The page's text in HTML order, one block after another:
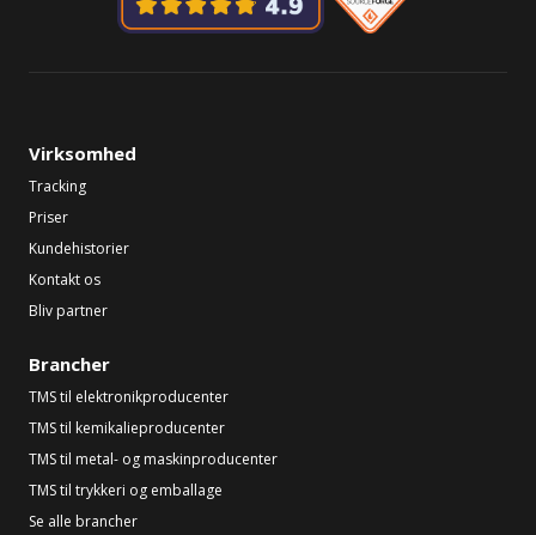
Virksomhed
Tracking
Priser
Kundehistorier
Kontakt os
Bliv partner
Brancher
TMS til elektronikproducenter
TMS til kemikalieproducenter
TMS til metal- og maskinproducenter
TMS til trykkeri og emballage
Se alle brancher